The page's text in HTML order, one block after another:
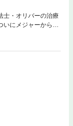
士・オリバーの治療
いにメジャーから次